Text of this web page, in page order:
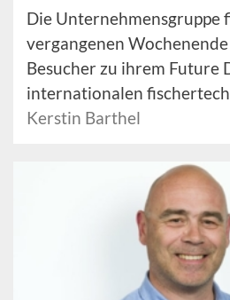
Die Unternehmensgruppe
vergangenen
Besucher zu ihrem Future
internationalen
Kerstin Barthel